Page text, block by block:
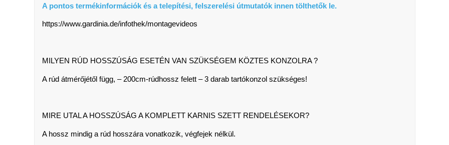
A pontos termékinformációk és a telepítési, felszerelési útmutatók innen tölthetők le.
https://www.gardinia.de/infothek/montagevideos
MILYEN RÚD HOSSZÚSÁG ESETÉN VAN SZÜKSÉGEM KÖZTES KONZOLRA ?
A rúd átmérőjétől függ, – 200cm-rúdhossz felett – 3 darab tartókonzol szükséges!
MIRE UTAL A HOSSZÚSÁG A KOMPLETT KARNIS SZETT RENDELÉSEKOR?
A hossz mindig a rúd hosszára vonatkozik, végfejek nélkül.